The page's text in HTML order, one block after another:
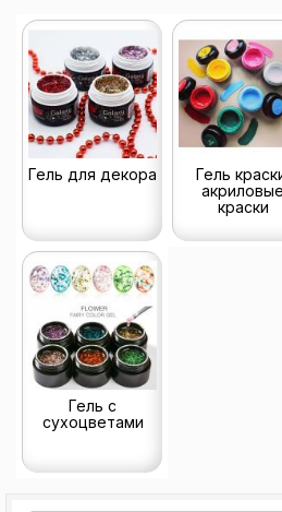
Гель для декора
Гель
акриловые
краски
Гель с
сухоцветами